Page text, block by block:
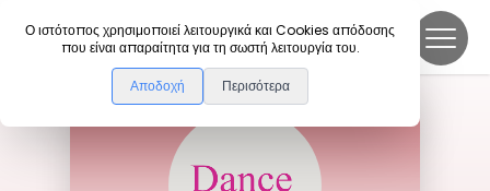
Ο ιστότοπος χρησιμοποιεί λειτουργικά και Cookies απόδοσης
που είναι απαραίτητα για τη σωστή λειτουργία του.
Αποδοχή Περισότερα
DanceLink